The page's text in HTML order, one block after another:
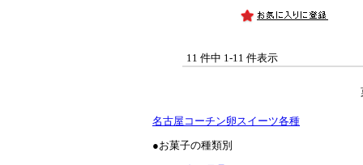
11 件中 1-11 件表示
名古屋コーチン卵スイーツ各種
●お菓子の種類別